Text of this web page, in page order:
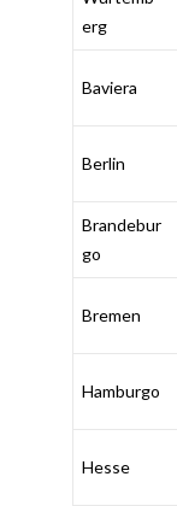
erg
Baviera
Berlin
Brandebur
go
Bremen
Hamburgo
Hesse